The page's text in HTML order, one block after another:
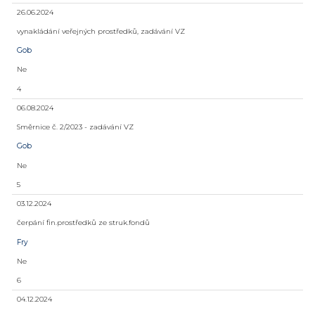
26.06.2024
vynakládání veřejných prostředků, zadávání VZ
Gob
Ne
4
06.08.2024
Směrnice č. 2/2023 - zadávání VZ
Gob
Ne
5
03.12.2024
čerpání fin.prostředků ze struk.fondů
Fry
Ne
6
04.12.2024